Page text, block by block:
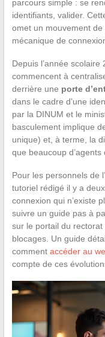
parcours simple : se
identifiants, valider.
omet un mouvement
mécanique de
Depuis l’année
commencent à
derrière une porte
dans le cadre d’une
par la DINUM et le
basculement implique
unique) et, à terme, la
que beaucoup
Pour les personnels de
tutoriel rédigé il y a
connexion qui n’existe
suivre un guide pas à
sur le portail du
blocages. Un guide
comment accéder au
compte de ces